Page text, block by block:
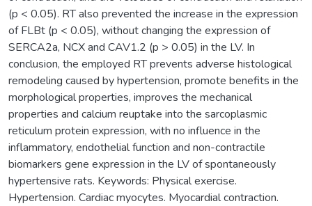
(p < 0.05). RT also prevented the increase in the expression
of FLBt (p < 0.05), without changing the expression of
SERCA2a, NCX and CAV1.2 (p > 0.05) in the LV. In
conclusion, the employed RT prevents adverse histological
remodeling caused by hypertension, promote benefits in the
morphological properties, improves the mechanical
properties and calcium reuptake into the sarcoplasmic
reticulum protein expression, with no influence in the
inflammatory, endothelial function and non-contractile
biomarkers gene expression in the LV of spontaneously
hypertensive rats. Keywords: Physical exercise.
Hypertension. Cardiac myocytes. Myocardial contraction.